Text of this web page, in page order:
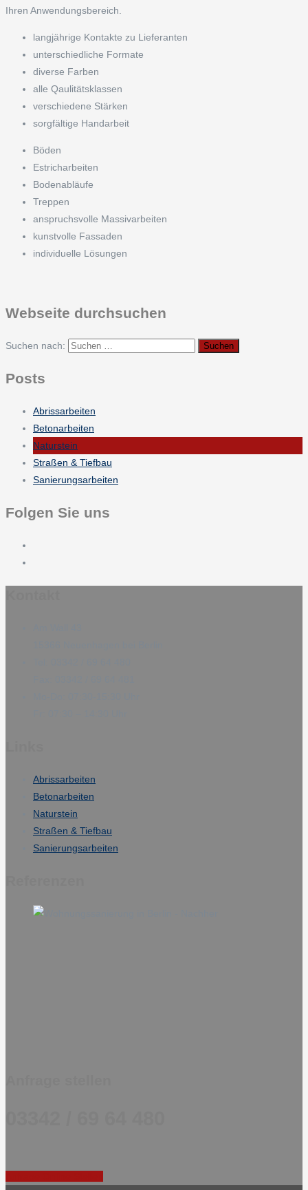
Ihren Anwendungsbereich.
langjährige Kontakte zu Lieferanten
unterschiedliche Formate
diverse Farben
alle Qaulitätsklassen
verschiedene Stärken
sorgfältige Handarbeit
Böden
Estricharbeiten
Bodenabläufe
Treppen
anspruchsvolle Massivarbeiten
kunstvolle Fassaden
individuelle Lösungen
Webseite durchsuchen
Suchen nach:
Posts
Abrissarbeiten
Betonarbeiten
Naturstein
Straßen & Tiefbau
Sanierungsarbeiten
Folgen Sie uns
Abrissarbeiten
Betonarbeiten
Naturstein
Straßen & Tiefbau
Sanierungsarbeiten